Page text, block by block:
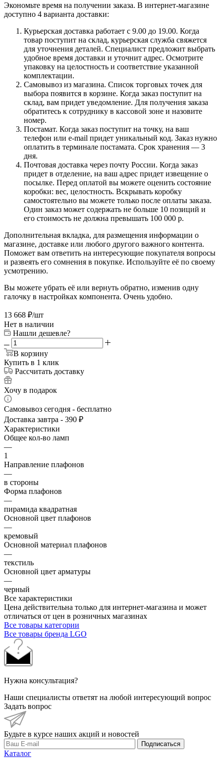
Экономьте время на получении заказа. В интернет-магазине
доступно 4 варианта доставки:
Курьерская доставка работает с 9.00 до 19.00. Когда
товар поступит на склад, курьерская служба свяжется
для уточнения деталей. Специалист предложит выбрать
удобное время доставки и уточнит адрес. Осмотрите
упаковку на целостность и соответствие указанной
комплектации.
Самовывоз из магазина. Список торговых точек для
выбора появится в корзине. Когда заказ поступит на
склад, вам придет уведомление. Для получения заказа
обратитесь к сотруднику в кассовой зоне и назовите
номер.
Постамат. Когда заказ поступит на точку, на ваш
телефон или e-mail придет уникальный код. Заказ нужно
оплатить в терминале постамата. Срок хранения — 3
дня.
Почтовая доставка через почту России. Когда заказ
придет в отделение, на ваш адрес придет извещение о
посылке. Перед оплатой вы можете оценить состояние
коробки: вес, целостность. Вскрывать коробку
самостоятельно вы можете только после оплаты заказа.
Один заказ может содержать не больше 10 позиций и
его стоимость не должна превышать 100 000 р.
Дополнительная вкладка, для размещения информации о
магазине, доставке или любого другого важного контента.
Поможет вам ответить на интересующие покупателя вопросы
и развеять его сомнения в покупке. Используйте её по своему
усмотрению.
Вы можете убрать её или вернуть обратно, изменив одну
галочку в настройках компонента. Очень удобно.
13 668 ₽/шт
Нет в наличии
Нашли дешевле?
В корзину
Купить в 1 клик
Рассчитать доставку
Хочу в подарок
Самовывоз сегодня - бесплатно
Доставка завтра - 390 ₽
Характеристики
Общее кол-во ламп
—
1
Направление плафонов
—
в стороны
Форма плафонов
—
пирамида квадратная
Основной цвет плафонов
—
кремовый
Основной материал плафонов
—
текстиль
Основной цвет арматуры
—
черный
Все характеристики
Цена действительна только для интернет-магазина и может
отличаться от цен в розничных магазинах
Все товары категории
Все товары бренда LGO
Нужна консультация?
Наши специалисты ответят на любой интересующий вопрос
Задать вопрос
Будьте в курсе наших акций и новостей
Подписаться
Каталог